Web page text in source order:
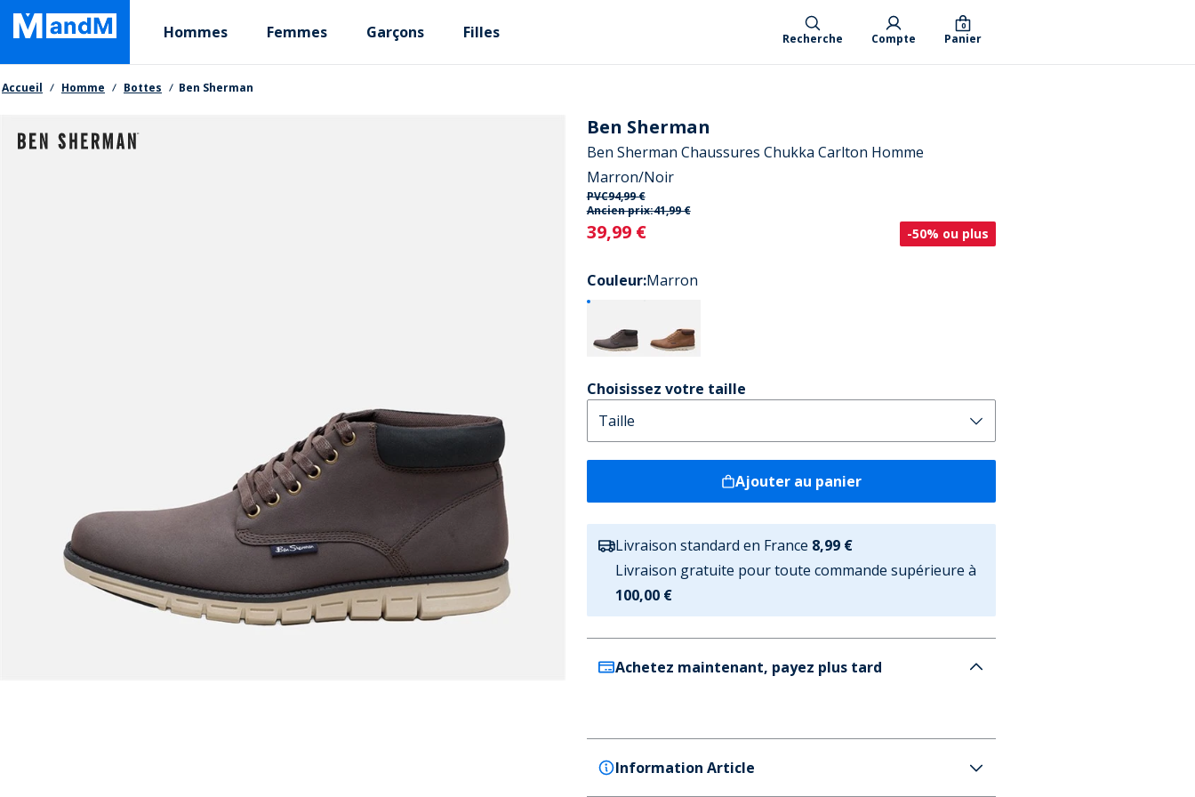
Skip
main
content
Primary departments
Hommes Femmes Garçons Filles Recherche Compte Panier
0
Fil d'Ariane
Accueil Homme Bottes Ben Sherman
Ben Sherman
Ben Sherman Chaussures Chukka Carlton Homme
Marron/Noir
PVC94,99 €
Ancien prix:41,99 €
Current
39,99 € -50% ou plus
Couleur:Marron
Choisissez votre taille
Ajouter au panier
Livraison standard en France 8,99 €
Livraison gratuite pour toute commande supérieure à
100,00 €
Achetez maintenant, payez plus tard
Information Article